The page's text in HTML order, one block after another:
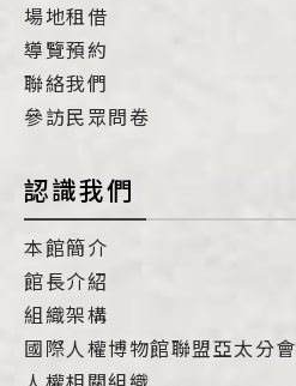
場地租借
導覽預約
聯絡我們
參訪民眾問卷
認識我們
本館簡介
館長介紹
組織架構
國際人權博物館聯盟亞太分會